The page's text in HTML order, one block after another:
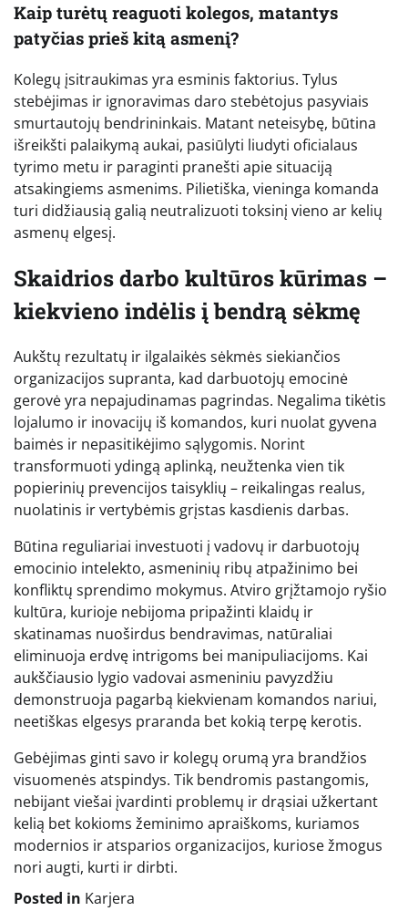
Kaip turėtų reaguoti kolegos, matantys
patyčias prieš kitą asmenį?
Kolegų įsitraukimas yra esminis faktorius. Tylus
stebėjimas ir ignoravimas daro stebėtojus pasyviais
smurtautojų bendrininkais. Matant neteisybę, būtina
išreikšti palaikymą aukai, pasiūlyti liudyti oficialaus
tyrimo metu ir paraginti pranešti apie situaciją
atsakingiems asmenims. Pilietiška, vieninga komanda
turi didžiausią galią neutralizuoti toksinį vieno ar kelių
asmenų elgesį.
Skaidrios darbo kultūros kūrimas –
kiekvieno indėlis į bendrą sėkmę
Aukštų rezultatų ir ilgalaikės sėkmės siekiančios
organizacijos supranta, kad darbuotojų emocinė
gerovė yra nepajudinamas pagrindas. Negalima tikėtis
lojalumo ir inovacijų iš komandos, kuri nuolat gyvena
baimės ir nepasitikėjimo sąlygomis. Norint
transformuoti ydingą aplinką, neužtenka vien tik
popierinių prevencijos taisyklių – reikalingas realus,
nuolatinis ir vertybėmis grįstas kasdienis darbas.
Būtina reguliariai investuoti į vadovų ir darbuotojų
emocinio intelekto, asmeninių ribų atpažinimo bei
konfliktų sprendimo mokymus. Atviro grįžtamojo ryšio
kultūra, kurioje nebijoma pripažinti klaidų ir
skatinamas nuoširdus bendravimas, natūraliai
eliminuoja erdvę intrigoms bei manipuliacijoms. Kai
aukščiausio lygio vadovai asmeniniu pavyzdžiu
demonstruoja pagarbą kiekvienam komandos nariui,
neetiškas elgesys praranda bet kokią terpę kerotis.
Gebėjimas ginti savo ir kolegų orumą yra brandžios
visuomenės atspindys. Tik bendromis pastangomis,
nebijant viešai įvardinti problemų ir drąsiai užkertant
kelią bet kokioms žeminimo apraiškoms, kuriamos
modernios ir atsparios organizacijos, kuriose žmogus
nori augti, kurti ir dirbti.
Posted in Karjera